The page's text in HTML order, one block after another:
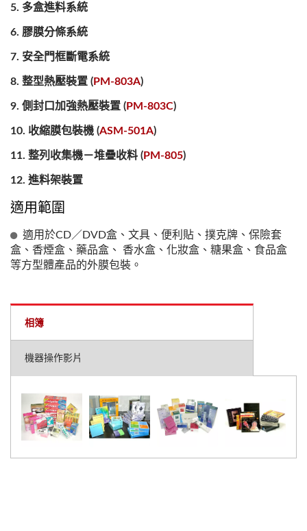
多盒進料系統
膠膜分條系統
安全門框斷電系統
整型熱壓裝置 (PM-803A)
側封口加強熱壓裝置 (PM-803C)
收縮膜包裝機 (ASM-501A)
整列收集機－堆疊收料 (PM-805)
進料架裝置
適用範圍
適用於CD／DVD盒、文具、便利貼、撲克牌、保險套
盒、香煙盒、藥品盒、 香水盒、化妝盒、糖果盒、食品盒
等方型體產品的外膜包裝。
相簿
機器操作影片